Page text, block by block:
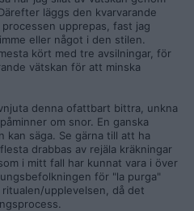
läggs den kvarvarande
upprepas, fast jag
eller något i den stilen.
kört med tre avsilningar, för
vätskan för att minska
denna ofattbart bittra, unkna
om snor. En ganska
kan säga. Se gärna till att ha
drabbas av rejäla kräkningar
i mitt fall har kunnat vara i över
för "la purga"
upplevelsen, då det